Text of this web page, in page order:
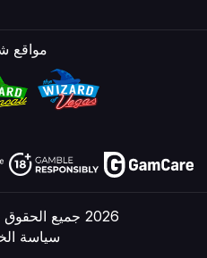
مواقع
2026 جميع الحقوق محفوظة © ١٩٩٨
سياسة